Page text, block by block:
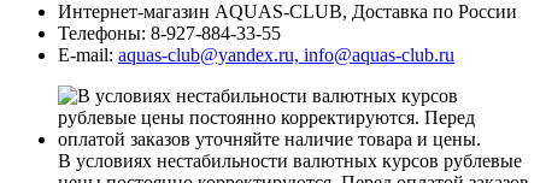
Интернет-магазин AQUAS-CLUB, Доставка по России
Телефоны: 8-927-884-33-55
E-mail: aquas-club@yandex.ru, info@aquas-club.ru
В условиях нестабильности валютных курсов рублевые